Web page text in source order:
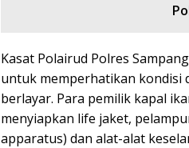
Kasat Polairud Polres
untuk memperhatikan kondisi
berlayar. Para pemilik kapal
menyiapkan life jaket,
apparatus) dan alat-alat